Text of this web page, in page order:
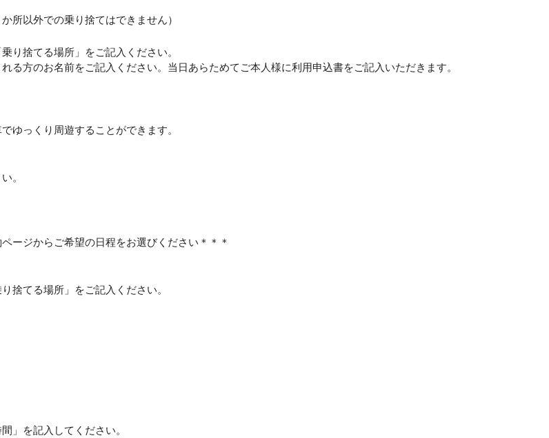
所以外での乗り捨てはできません）
り捨てる場所」をご記入ください。
方のお名前をご記入ください。当日あらためてご本人様に利用申込書をご記入いただきます。
ゆっくり周遊することができます。
。
ージからご希望の日程をお選びください＊＊＊
捨てる場所」をご記入ください。
」を記入してください。